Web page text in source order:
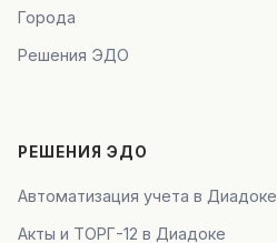
Города
Решения ЭДО
РЕШЕНИЯ ЭДО
Автоматизация учета в Диадоке
Акты и ТОРГ-12 в Диадоке